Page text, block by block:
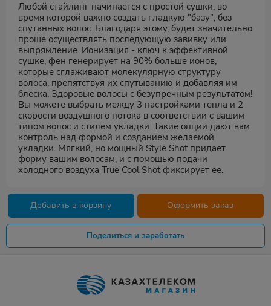
Любой стайлинг начинается с простой сушки, во
время которой важно создать гладкую "базу", без
спутанных волос. Благодаря этому, будет значительно
проще осуществлять последующую завивку или
выпрямление. Ионизация - ключ к эффективной
сушке, фен генерирует на 90% больше ионов,
которые сглаживают молекулярную структуру
волоса, препятствуя их спутыванию и добавляя им
блеска. Здоровые волосы с безупречным результатом!
Вы можете выбрать между 3 настройками тепла и 2
скорости воздушного потока в соответствии с вашим
типом волос и стилем укладки. Такие опции дают вам
контроль над формой и созданием желаемой
укладки. Мягкий, но мощный Style Shot придает
форму вашим волосам, и с помощью подачи
холодного воздуха True Cool Shot фиксирует ее.
Добавить в корзину Оформить заказ
Поделиться и заработать